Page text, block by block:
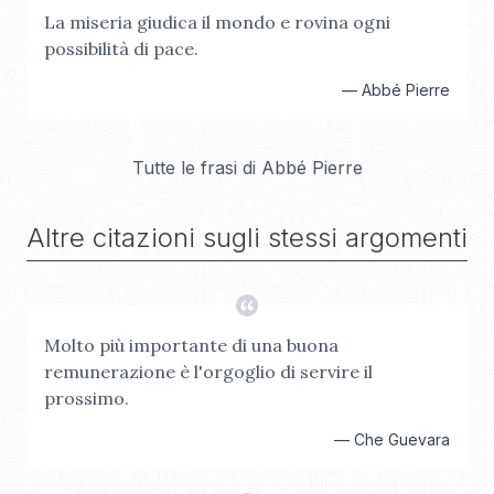
La miseria giudica il mondo e rovina ogni
possibilità di pace.
— Abbé Pierre
Tutte le frasi di Abbé Pierre
Altre citazioni sugli stessi argomenti
Molto più importante di una buona
remunerazione è l'orgoglio di servire il
prossimo.
— Che Guevara